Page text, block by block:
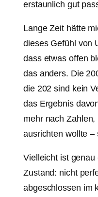
erstaunlich gut
Lange Zeit hätte
dieses Gefühl von
dass etwas offen
das anders. Die
die 202 sind kein
das Ergebnis
mehr nach
ausrichten wollte –
Vielleicht ist
Zustand: nicht
abgeschlossen im